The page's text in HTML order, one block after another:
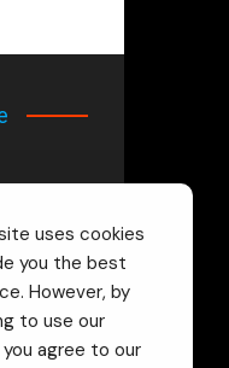
uses cookies
you the best
However, by
to use our
agree to our